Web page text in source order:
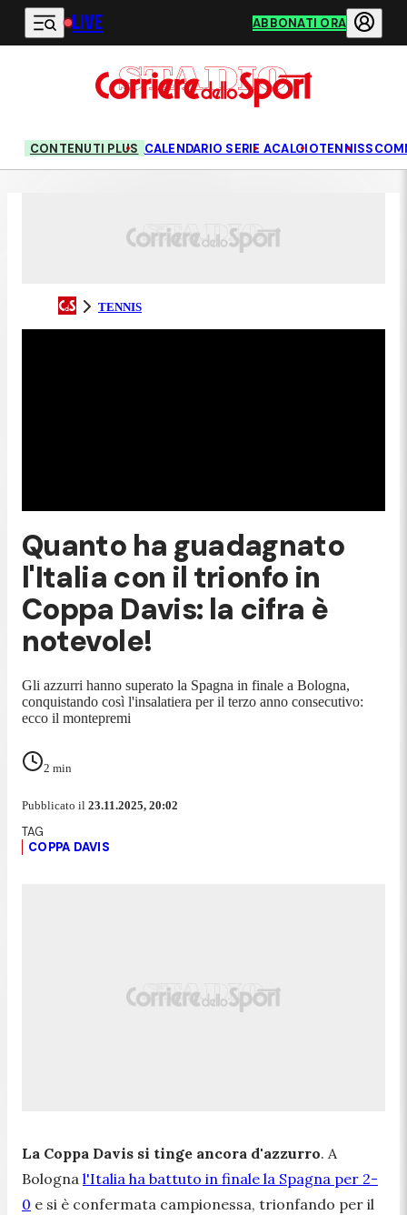
Vai al contenuto principale
LIVE ABBONATI ORA
CONTENUTI PLUS CALENDARIO SERIE ACALCIOTENNIS
TENNIS
Quanto ha guadagnato
l'Italia con il trionfo in
Coppa Davis: la cifra è
notevole!
Gli azzurri hanno superato la Spagna in finale a Bologna,
conquistando così l'insalatiera per il terzo anno consecutivo:
ecco il montepremi
2 min
Pubblicato il 23.11.2025, 20:02
COPPA DAVIS
La Coppa Davis si tinge ancora d'azzurro. A
Bologna l'Italia ha battuto in finale la Spagna per 2-
0 e si è confermata campionessa, trionfando per il